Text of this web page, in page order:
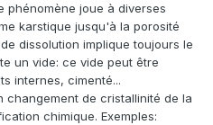
phénomène joue à diverses
karstique jusqu'à la porosité
dissolution implique toujours le
un vide: ce vide peut être
internes, cimenté...
changement de cristallinité de la
chimique. Exemples: